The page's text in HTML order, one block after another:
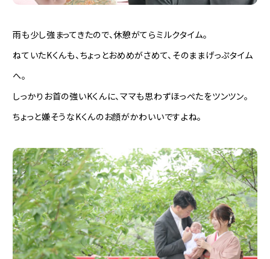
雨も少し強まってきたので、休憩がてらミルクタイム。
ねていたKくんも、ちょっとおめめがさめて、そのままげっぷタイム
へ。
しっかりお首の強いKくんに、ママも思わずほっぺたをツンツン。
ちょっと嫌そうなKくんのお顔がかわいいですよね。